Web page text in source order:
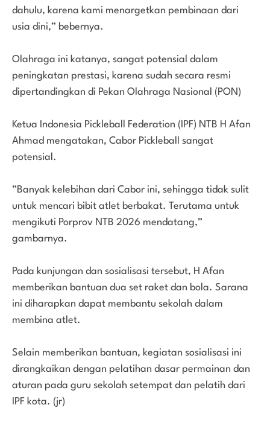
dahulu, karena kami menargetkan pembinaan dari
usia dini,” bebernya.
Olahraga ini katanya, sangat potensial dalam
peningkatan prestasi, karena sudah secara resmi
dipertandingkan di Pekan Olahraga Nasional (PON)
Ketua Indonesia Pickleball Federation (IPF) NTB H Afan
Ahmad mengatakan, Cabor Pickleball sangat
potensial.
”Banyak kelebihan dari Cabor ini, sehingga tidak sulit
untuk mencari bibit atlet berbakat. Terutama untuk
mengikuti Porprov NTB 2026 mendatang,”
gambarnya.
Pada kunjungan dan sosialisasi tersebut, H Afan
memberikan bantuan dua set raket dan bola. Sarana
ini diharapkan dapat membantu sekolah dalam
membina atlet.
Selain memberikan bantuan, kegiatan sosialisasi ini
dirangkaikan dengan pelatihan dasar permainan dan
aturan pada guru sekolah setempat dan pelatih dari
IPF kota. (jr)